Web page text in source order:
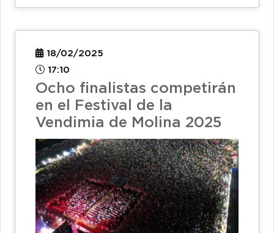
18/02/2025
17:10
Ocho finalistas competirán
en el Festival de la
Vendimia de Molina 2025